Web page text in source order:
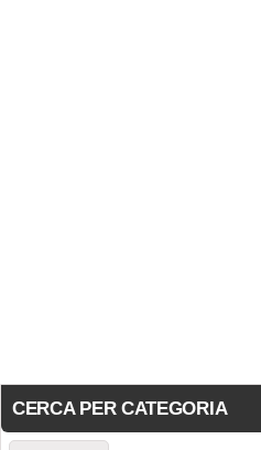
CERCA PER CATEGORIA